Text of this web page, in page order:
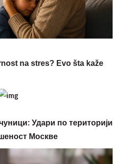
na stres? Evo šta kaže
Удари по територији
Москве